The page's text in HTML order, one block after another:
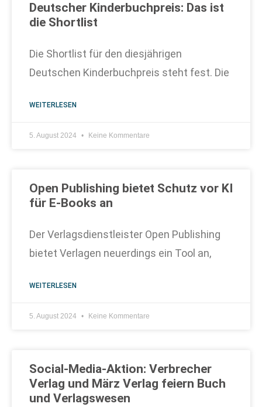
Deutscher Kinderbuchpreis: Das ist
die Shortlist
Die Shortlist für den diesjährigen
Deutschen Kinderbuchpreis steht fest. Die
WEITERLESEN
5. August 2024 Keine Kommentare
Open Publishing bietet Schutz vor KI
für E-Books an
Der Verlagsdienstleister Open Publishing
bietet Verlagen neuerdings ein Tool an,
WEITERLESEN
5. August 2024 Keine Kommentare
Social-Media-Aktion: Verbrecher
Verlag und März Verlag feiern Buch
und Verlagswesen